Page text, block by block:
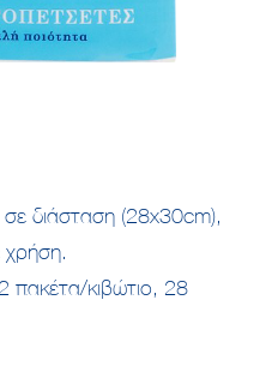
διάσταση (28x30cm),
χρήση.
πακέτα/κιβώτιο, 28